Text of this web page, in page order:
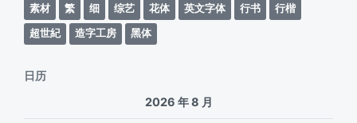
素材
繁 细 综艺 花体 英文字体 行书
行楷
超世紀
造字工房 黑体
日历
2026 年 8 月